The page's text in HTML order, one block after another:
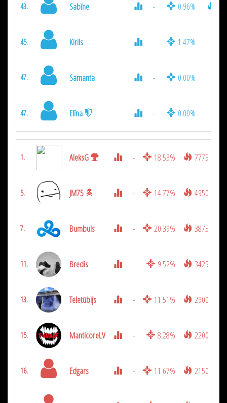
43. Sabīne - 0.96%
45. Kirils - 1.47%
47. Samanta - 0.00%
47. Elīna - 0.00%
1. AleksG - 18.53% 7775
5. JM75 - 14.77% 4950
7. Bumbuls - 20.39% 3875
11. Bredis - 9.52% 3425
13. Teletūbijs - 11.51% 2900
15. ManticoreLV - 8.28% 2200
16. Edgars - 11.67% 2150